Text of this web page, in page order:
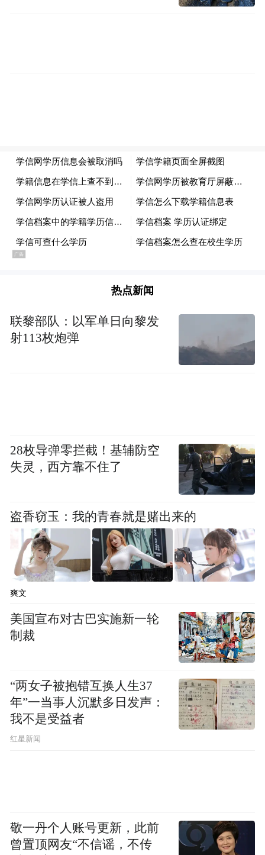
促进了相关产业和区域经济社会协调发展，
释放出铁路建设的红利。
此次财务决算中，铁路负债的数据也十分引
人关注。近年来，铁路建设投资保持高位运
行，截至2021年一季度，国铁集团累计负债
债有着本质不同，其对应的是优质资产。铁
路客货运输、多元经营市场和现金流稳定，
具有良好的偿债能力。综合分析研判，国铁
施货运增量行动和客运提质计划，努力提高
经营活动现金净流入；统筹用好各种融资方
式，加大资金筹集力度，努力降低融资成
本；强化资金集中管理和统筹运用，推动企
业降本增效；建立完善债务风险防控管理制
度。从数据上看，这些措施取得了一定成
效，2020年末国铁集团资产负债率为
65.63%，较2019年下降0.35个百分点。
“特别声明：以上作品内容(包括在内的视频、图片或音
频)为凤凰网旗下自媒体平台“大风号”用户上传并发
布，本平台仅提供信息存储空间服务。
Notice: The content above (including the videos,
pictures and audios if any) is uploaded and posted
by the user of Dafeng Hao, which is a social media
platform and merely provides information storage
space services.”
热点新闻
联黎部队：以军单日向黎发
射113枚炮弹
28枚导弹零拦截！基辅防空
失灵，西方靠不住了
盗香窃玉：我的青春就是赌出来的
爽文
美国宣布对古巴实施新一轮
制裁
“两女子被抱错互换人生37
年”一当事人沉默多日发声：
我不是受益者
红星新闻
敬一丹个人账号更新，此前
曾置顶网友“不信谣，不传